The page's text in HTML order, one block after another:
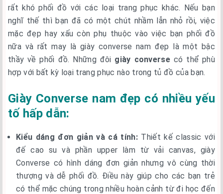
rất khó phối đồ với các loại trang phục khác. Nếu bạn
nghĩ thế thì bạn đã có một chút nhầm lẫn nhỏ rồi, việc
mặc đẹp hay xấu còn phụ thuộc vào việc bạn phối đồ
nữa và rất may là giày converse nam đẹp là một bậc
thầy về phối đồ. Những đôi giày converse có thể phù
hợp với bất kỳ loại trang phục nào trong tủ đồ của bạn.
Giày Converse nam đẹp có nhiều yếu
tố hấp dẫn:
Kiểu dáng đơn giản và cá tính: Thiết kế classic với
đế cao su và phần upper làm từ vải canvas, giày
Converse có hình dáng đơn giản nhưng vô cùng thời
thượng và dễ phối đồ. Điều này giúp cho các bạn trẻ
có thể mặc chúng trong nhiều hoàn cảnh từ đi học đến